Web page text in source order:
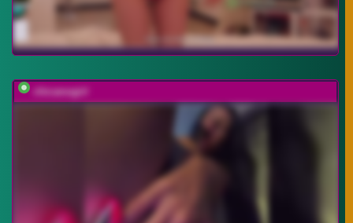
chicanogirl